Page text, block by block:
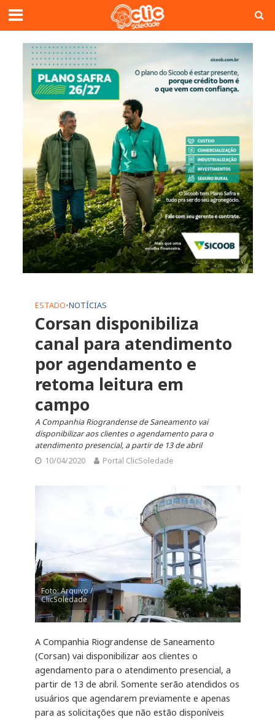
ESTADO•NOTÍCIAS
Corsan disponibiliza
canal para atendimento
por agendamento e
retoma leitura em
campo
A Companhia Riograndense de Saneamento vai
disponibilizar aos clientes o agendamento para o
atendimento presencial, a partir de 13 de abril
10/04/2020
Portal ClicSoledade
Foto: Arquivo /
ClicSoledade
A Companhia Riograndense de Saneamento
(Corsan) vai disponibilizar aos clientes o
agendamento para o atendimento presencial, a
partir de 13 de abril. Somente serão atendidos os
usuários que agendarem previamente e apenas
para as solicitações que não estão disponíveis